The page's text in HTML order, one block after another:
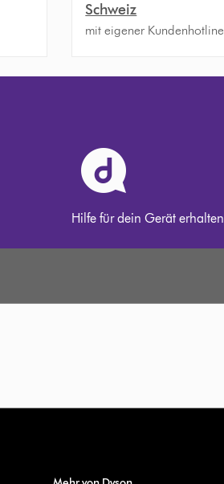
Schweiz
mit eigener Kundenhotline
Hilfe für dein Gerät erhalten